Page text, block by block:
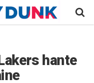
hante